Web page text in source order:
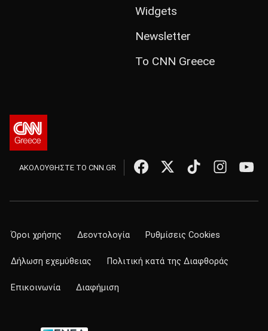
Widgets
Newsletter
Το CNN Greece
ΑΚΟΛΟΥΘΗΣΤΕ ΤΟ CNN.GR
Όροι χρήσης Δεοντολογία Ρυθμίσεις Cookies
Δήλωση εχεμύθειας Πολιτική κατά της Διαφθοράς
Επικοινωνία Διαφήμιση